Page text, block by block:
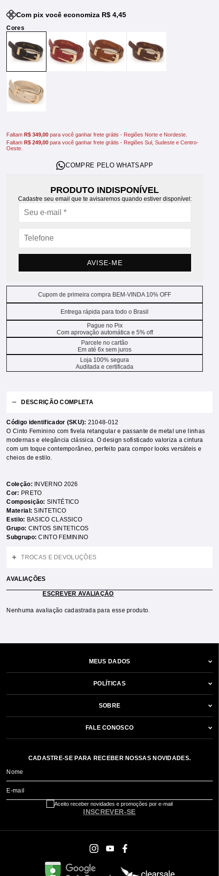
Com pix você economiza R$ 4,45
FaltamR$ 349,00 para você ganhar frete grátis - Regiões Norte e Nordeste.
FaltamR$ 249,00 para você ganhar frete grátis - Regiões Sul, Sudeste e Centro-
Oeste.
PRODUTO INDISPONÍVEL
Cadastre seu email que te avisaremos quando estiver disponível:
AVISE-ME
Cupom de primeira compra BEM-VINDA 10% OFF
Entrega rápida para todo o Brasil
Pague no Pix
Com aprovação automática e 5% off
Parcele no cartão
Em até 6x sem juros
Loja 100% segura
Auditada e certificada
DESCRIÇÃO COMPLETA
Código identificador (SKU): 21048-012
O Cinto Feminino com fivela retangular e passante de metal une linhas
modernas e elegância clássica. O design sofisticado valoriza a cintura
com um toque contemporâneo, perfeito para compor looks versáteis e
cheios de estilo.
Coleção:
INVERNO 2026
Cor: PRETO
Composição:SINTÉTICO
Material:SINTETICO
Estilo: BASICO CLASSICO
Grupo: CINTOS SINTETICOS
Subgrupo:CINTO FEMININO
TROCAS E DEVOLUÇÕES
AVALIAÇÕES
ESCREVER AVALIAÇÃO
Nenhuma avaliação cadastrada para esse produto.
MEUS DADOS
POLÍTICAS
SOBRE
FALE CONOSCO
CADASTRE-SE PARA RECEBER NOSSAS NOVIDADES.
Nome
E-mail
INSCREVER-SE
Aceito receber novidades e promoções por e-mail